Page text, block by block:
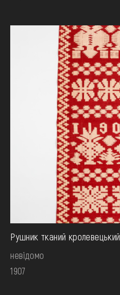
Рушник тканий кролевецький
невідомо
1907